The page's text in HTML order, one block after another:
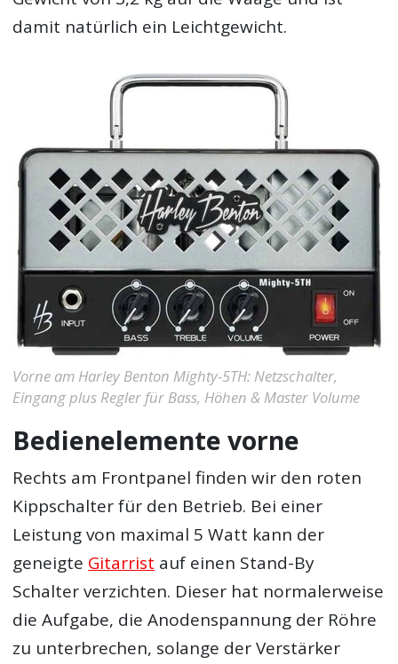
damit natürlich ein Leichtgewicht.
Vorne am Harley Benton Mighty-5TH: Netzschalter,
Eingang plus Regler für Bass, Höhen & Master Volume
Bedienelemente vorne
Rechts am Frontpanel finden wir den roten
Kippschalter für den Betrieb. Bei einer
Leistung von maximal 5 Watt kann der
geneigte Gitarrist auf einen Stand-By
Schalter verzichten. Dieser hat normalerweise
die Aufgabe, die Anodenspannung der Röhre
zu unterbrechen, solange der Verstärker